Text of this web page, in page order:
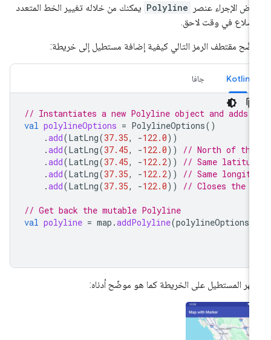
الإجراء عنصر Polyline يمكنك من خلاله تغيير الخط المتعدد
في وقت لاحق.
مقتطف الرمز التالي كيفية إضافة مستطيل إلى خريطة:
Kotlin
// Instantiates a new Polyline object and adds
val polylineOptions = PolylineOptions
.add(LatLng(37.35, -122.0
.add(LatLng( 37.45, -122.0 )) // North of the
.add(LatLng( 37.45, -122.2 )) // Same
.add(LatLng(37.35, -122.2 )) // Same
.add(LatLng(37.35, -122.0 )) // Closes the
// Get back the mutable Polyline
val polyline = map.addPolyline(polylineOptions
المستطيل على الخريطة كما هو موضّح أدناه: